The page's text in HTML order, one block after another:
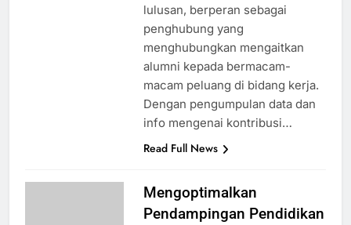
lulusan, berperan sebagai
penghubung yang
menghubungkan mengaitkan
alumni kepada bermacam-
macam peluang di bidang kerja.
Dengan pengumpulan data dan
info mengenai kontribusi…
Read Full News
Mengoptimalkan
Pendampingan Pendidikan